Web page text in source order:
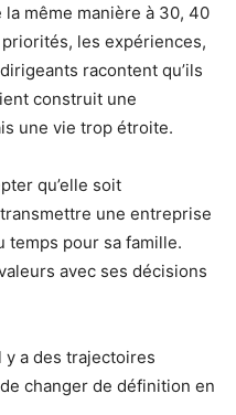
même manière à 30, 40
les expériences,
racontent qu’ils
construit une
une vie trop étroite.
qu’elle soit
une entreprise
temps pour sa famille.
avec ses décisions
y a des trajectoires
changer de définition en